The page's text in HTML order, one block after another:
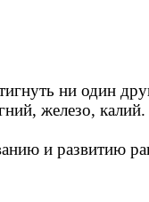
ни один
железо, калий.
и развитию